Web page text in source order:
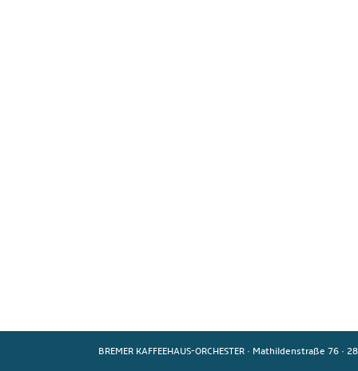
BREMER KAFFEEHAUS-ORCHESTER · Mathildenstraße 76 ·